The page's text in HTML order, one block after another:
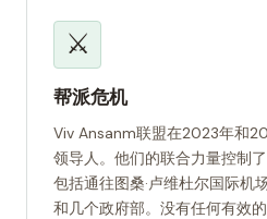
⚔️
帮派危机
Viv Ansanm联盟在2023年和
领导人。他们的联合力量控制
包括通往图桑·卢维杜尔国际机
和几个政府部。没有任何有效